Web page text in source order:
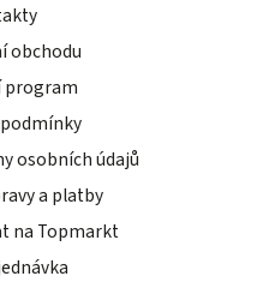
obchodu
program
osobních údajů
a platby
na Topmarkt